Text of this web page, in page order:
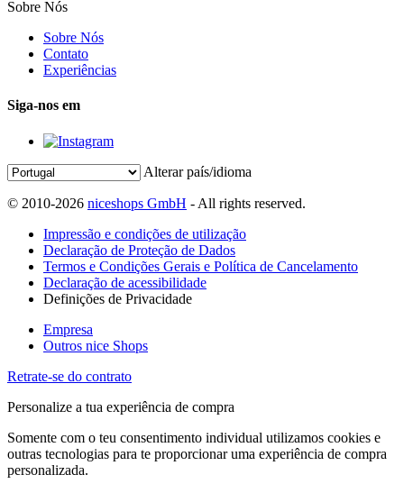
Sobre Nós
Sobre Nós
Contato
Experiências
Siga-nos em
Alterar país/idioma
© 2010-2026 niceshops GmbH - All rights reserved.
Impressão e condições de utilização
Declaração de Proteção de Dados
Termos e Condições Gerais e Política de Cancelamento
Declaração de acessibilidade
Definições de Privacidade
Empresa
Outros nice Shops
Retrate-se do contrato
Personalize a tua experiência de compra
Somente com o teu consentimento individual utilizamos cookies e
outras tecnologias para te proporcionar uma experiência de compra
personalizada.